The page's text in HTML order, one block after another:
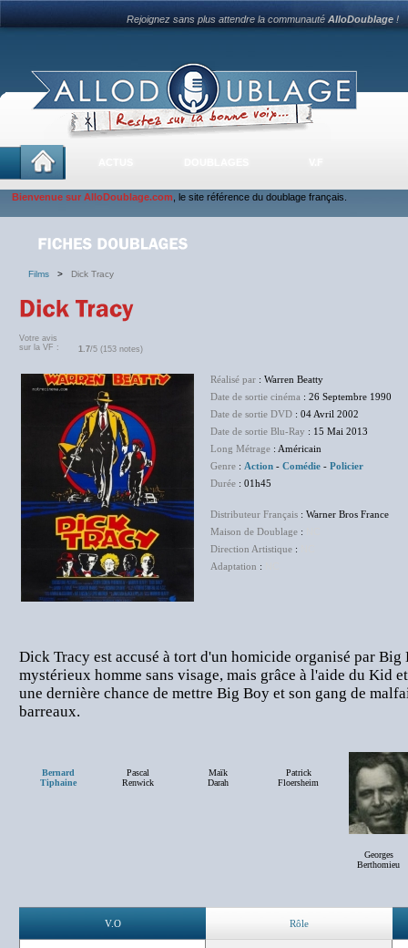
Rejoignez sans plus attendre la communautéAlloDoublage !
Bienvenue sur AlloDoublage.com , le site référence du doublage français.
Films > Dick Tracy
Votre avis
sur la VF :
1.7/5 (153 notes)
Réalisé par : Warren Beatty
Date de sortie cinéma : 26 Septembre 1990
Date de sortie DVD : 04 Avril 2002
Date de sortie Blu-Ray : 15 Mai 2013
Long Métrage : Américain
Genre : Action - Comédie - Policier
Durée : 01h45
Distributeur Français : Warner Bros France
Maison de Doublage :
Direction Artistique :
Adaptation :
Dick Tracy est accusé à tort d'un homicide organisé par Big
mystérieux homme sans visage, mais grâce à l'aide du Kid
une dernière chance de mettre Big Boy et son gang de
barreaux.
Bernard
Tiphaine
Pascal
Renwick
Maïk
Darah
Patrick
Floersheim
Georges
Berthomieu
V.O Rôle